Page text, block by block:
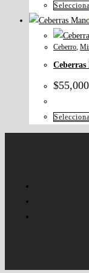
Ceberro
Ceberras
$55,000